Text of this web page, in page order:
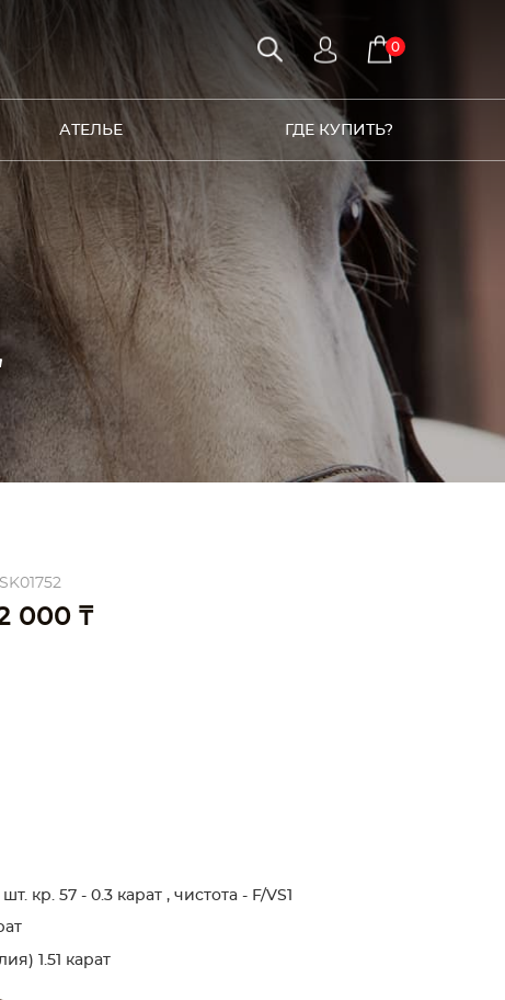
0
АТЕЛЬЕ ГДЕ КУПИТЬ?
000 ₸
кр. 57 - 0.3 карат , чистота - F/VS1
1.51 карат